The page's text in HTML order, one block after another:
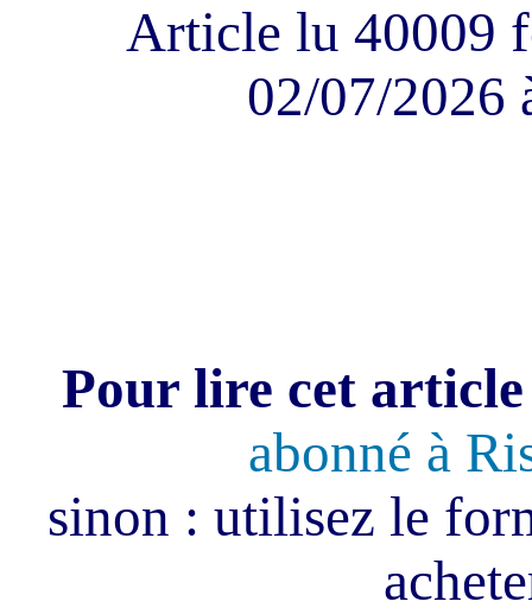
Article lu 40009
02/07/2026
Pour lire cet
abonné à
sinon : utilisez le